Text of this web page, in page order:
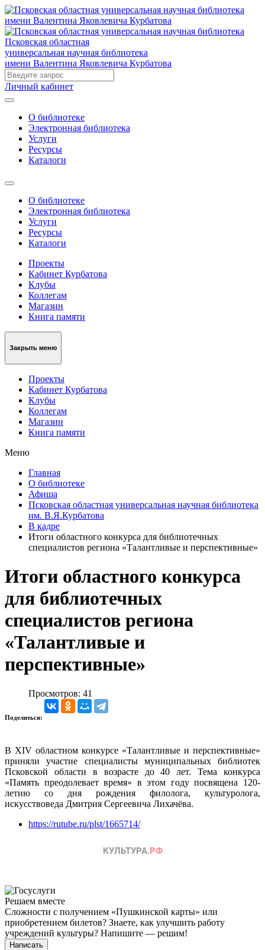
Псковская областная
универсальная научная библиотека
имени Валентина Яковлевича Курбатова
Личный кабинет
О библиотеке
Электронная библиотека
Услуги
Ресурсы
Каталоги
О библиотеке
Электронная библиотека
Услуги
Ресурсы
Каталоги
Проекты
Кабинет Курбатова
Клубы
Коллегам
Магазин
Книга памяти
Закрыть меню
Проекты
Кабинет Курбатова
Клубы
Коллегам
Магазин
Книга памяти
Меню
Главная
О библиотеке
Афиша
Псковская областная универсальная научная библиотека
им. В.Я.Курбатова
В кадре
Итоги областного конкурса для библиотечных
специалистов региона «Талантливые и перспективные»
Итоги областного конкурса
для библиотечных
специалистов региона
«Талантливые и
перспективные»
Просмотров: 41
Поделиться:
В XIV областном конкурсе «Талантливые и перспективные»
приняли участие специалисты муниципальных библиотек
Псковской области в возрасте до 40 лет. Тема конкурса
«Память преодолевает время» в этом году посвящена 120-
летию со дня рождения филолога, культуролога,
искусствоведа Дмитрия Сергеевича Лихачёва.
https://rutube.ru/plst/1665714/
Решаем вместе
Сложности с получением «Пушкинской карты» или
приобретением билетов? Знаете, как улучшить работу
учреждений культуры? Напишите — решим!
Написать